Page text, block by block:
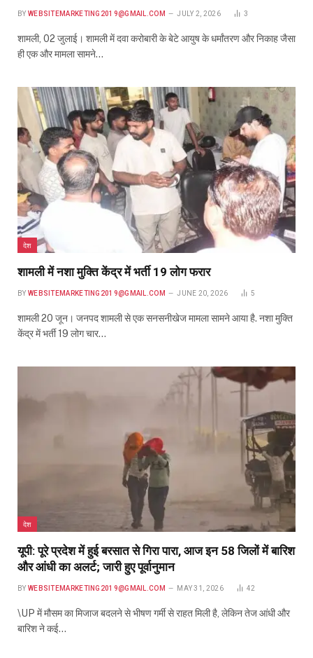
BY WEBSITEMARKETING2019@GMAIL.COM JULY 2, 2026 3
शामली, 02 जुलाई। शामली में दवा करोबारी के बेटे आयुष के धर्मांतरण और निकाह जैसा
ही एक और मामला सामने…
देश
शामली में नशा मुक्ति केंद्र में भर्ती 19 लोग फरार
BY WEBSITEMARKETING2019@GMAIL.COM JUNE 20, 2026 5
शामली 20 जून। जनपद शामली से एक सनसनीखेज मामला सामने आया है. नशा मुक्ति
केंद्र में भर्ती 19 लोग चार…
देश
यूपी: पूरे प्रदेश में हुई बरसात से गिरा पारा, आज इन 58 जिलों में बारिश
और आंधी का अलर्ट; जारी हुए पूर्वानुमान
BY WEBSITEMARKETING2019@GMAIL.COM MAY 31, 2026 42
\UP में मौसम का मिजाज बदलने से भीषण गर्मी से राहत मिली है, लेकिन तेज आंधी और
बारिश ने कई…